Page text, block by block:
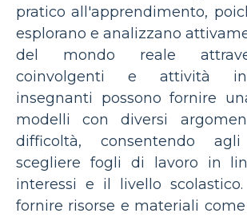
pratico all'apprendimento,
esplorano e analizzano
del mondo reale
coinvolgenti e attività
insegnanti possono fornire
modelli con diversi
difficoltà, consentendo
scegliere fogli di lavoro in
interessi e il livello
fornire risorse e materiali